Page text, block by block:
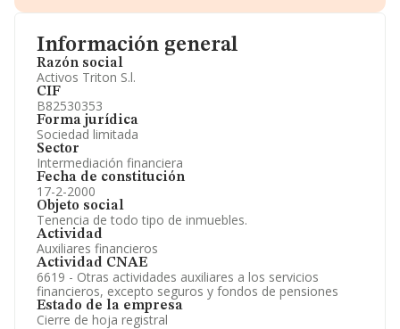
Información general
Razón social
Activos Triton S.l.
CIF
B82530353
Forma jurídica
Sociedad limitada
Sector
Intermediación financiera
Fecha de constitución
17-2-2000
Objeto social
Tenencia de todo tipo de inmuebles.
Actividad
Auxiliares financieros
Actividad CNAE
6619 - Otras actividades auxiliares a los servicios
financieros, excepto seguros y fondos de pensiones
Estado de la empresa
Cierre de hoja registral
Información oficial y registral complementaria.